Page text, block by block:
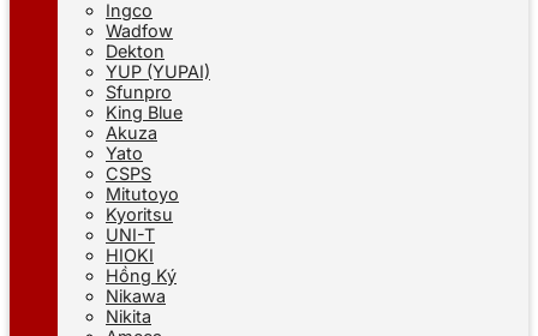
Ingco
Wadfow
Dekton
YUP (YUPAI)
Sfunpro
King Blue
Akuza
Yato
CSPS
Mitutoyo
Kyoritsu
UNI-T
HIOKI
Hồng Ký
Nikawa
Nikita